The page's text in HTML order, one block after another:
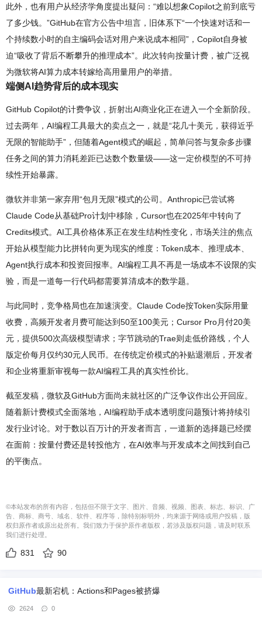
此外，也有用户从经济学角度提出疑问：“难以想象Copilot之前到底亏
了多少钱。”GitHub在官方公告中坦言，旧体系下“一个快速对话和一
个持续数小时的自主编码会话对用户来说成本相同”，Copilot自身被
迫“吸收了背后不断攀升的推理成本”。此次转向按量计费，被广泛视
为微软将AI算力成本转嫁给高用量用户的举措。
端侧AI趋势背后的成本现实
GitHub Copilot的计费争议，折射出AI商业化正在进入一个全新阶段。
过去两年，AI编程工具最大的卖点之一，就是“花几十美元，获得近乎
无限的智能助手”，但随着Agent模式的崛起，简单问答与复杂多步骤
任务之间的算力消耗差距已达数个数量级——这一定价模型的不可持
续性开始暴露。
微软并非第一家弃用“包月无限”模式的公司。Anthropic已尝试将
Claude Code从基础Pro计划中移除，Cursor也在2025年中转向了
Credits模式。AI工具价格体系正在发生结构性变化，市场关注的焦点
开始从模型能力比拼转向更为现实的维度：Token成本、推理成本、
Agent执行成本和投资回报率。AI编程工具不再是一场成本不设限的实
验，而是一道每一行代码都需要算清成本的数学题。
与此同时，竞争格局也在加速演变。Claude Code按Token实际用量
收费，高频开发者月费可能达到50至100美元；Cursor Pro月付20美
元，提供500次高级模型请求；字节跳动的Trae则走低价路线，个人
版定价每月仅约30元人民币。在传统定价模式的补贴退潮后，开发者
和企业将重新审视每一款AI编程工具的真实性价比。
截至发稿，微软及GitHub方面尚未就社区的广泛争议作出公开回应。
随着新计费模式全面落地，AI编程助手成本透明度问题预计将持续引
发行业讨论。对于数以百万计的开发者而言，一道新的选择题已经摆
在面前：按量付费还是转投他方，在AI效率与开发成本之间找到自己
的平衡点。
©本站发布的所有内容，包括但不限于文字、图片、音频、视频、图表、标志、标识、广
告、商标、商号、域名、软件、程序等，除特别标明外，均来源于网络或用户投稿，版
权归原作者或原出处所有。我们致力于保护原作者版权，若涉及版权问题，请及时联系
我们进行处理。
831 90
GitHub最新宕机：Actions和Pages被挤爆
2624 0